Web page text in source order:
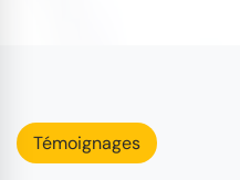
Témoignages